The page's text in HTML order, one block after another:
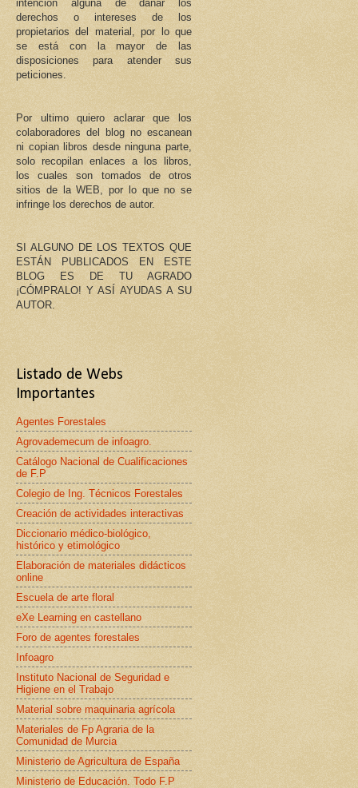
intención alguna de dañar los
derechos o intereses de los
propietarios del material, por lo que
se está con la mayor de las
disposiciones para atender sus
peticiones.
Por ultimo quiero aclarar que los
colaboradores del blog no escanean
ni copian libros desde ninguna parte,
solo recopilan enlaces a los libros,
los cuales son tomados de otros
sitios de la WEB, por lo que no se
infringe los derechos de autor.
SI ALGUNO DE LOS TEXTOS QUE
ESTÁN PUBLICADOS EN ESTE
BLOG ES DE TU AGRADO
¡CÓMPRALO! Y ASÍ AYUDAS A SU
AUTOR.
Listado de Webs
Importantes
Agentes Forestales
Agrovademecum de infoagro.
Catálogo Nacional de Cualificaciones
de F.P
Colegio de Ing. Técnicos Forestales
Creación de actividades interactivas
Diccionario médico-biológico,
histórico y etimológico
Elaboración de materiales didácticos
online
Escuela de arte floral
eXe Learning en castellano
Foro de agentes forestales
Infoagro
Instituto Nacional de Seguridad e
Higiene en el Trabajo
Material sobre maquinaria agrícola
Materiales de Fp Agraria de la
Comunidad de Murcia
Ministerio de Agricultura de España
Ministerio de Educación. Todo F.P